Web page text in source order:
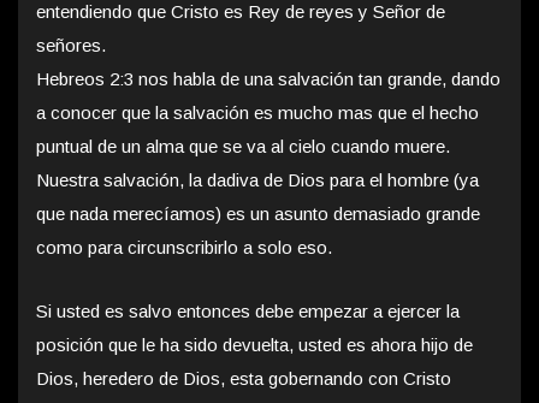
entendiendo que Cristo es Rey de reyes y Señor de
señores.
Hebreos 2:3 nos habla de una salvación tan grande, dando
a conocer que la salvación es mucho mas que el hecho
puntual de un alma que se va al cielo cuando muere.
Nuestra salvación, la dadiva de Dios para el hombre (ya
que nada merecíamos) es un asunto demasiado grande
como para circunscribirlo a solo eso.
Si usted es salvo entonces debe empezar a ejercer la
posición que le ha sido devuelta, usted es ahora hijo de
Dios, heredero de Dios, esta gobernando con Cristo